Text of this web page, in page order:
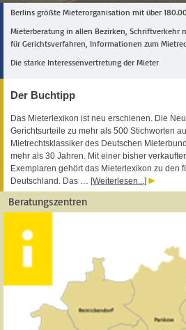
Berlins größte Mieterorganisation mit über
Mieterberatung in allen Bezirken, Schriftverkehr
für Gerichtsverfahren, Informationen zum
Die starke Interessenvertretung der Mieter
Der Buchtipp
Das Mieterlexikon ist neu erschienen. Die
Gerichtsurteile zu mehr als 500 Stichworten
Mietrechtsklassiker des Deutschen
mehr als 30 Jahren. Mit einer bisher
Exemplaren gehört das Mieterlexikon zu den
Deutschland. Das … [Weiterlesen...]
Beratungszentren